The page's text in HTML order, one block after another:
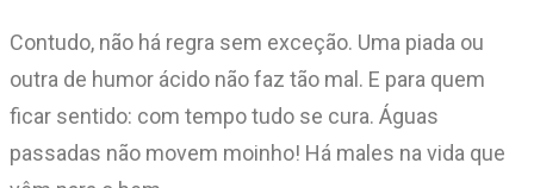
Contudo, não há regra sem exceção. Uma piada ou
outra de humor ácido não faz tão mal. E para quem
ficar sentido: com tempo tudo se cura. Águas
passadas não movem moinho! Há males na vida que